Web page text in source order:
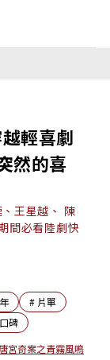
輕喜劇
然的喜
王星越、 陳
間必看陸劇快
# 片單
口碑
宮奇案之青霧風鳴